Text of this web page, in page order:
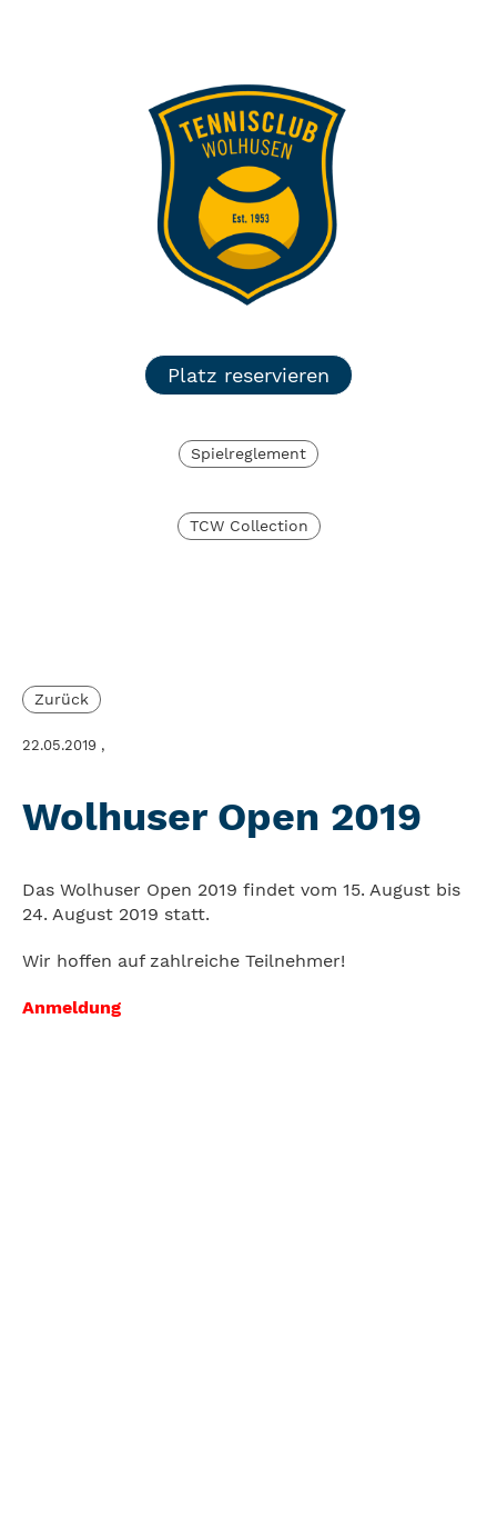
Platz reservieren
Spielreglement
TCW Collection
Zurück
22.05.2019 ,
Wolhuser Open 2019
Das Wolhuser Open 2019 findet vom 15. August bis
24. August 2019 statt.
Wir hoffen auf zahlreiche Teilnehmer!
Anmeldung